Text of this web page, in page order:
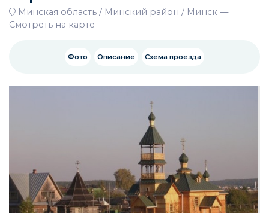
Минская область Минский район Минск —
Смотреть на карте
Фото Описание Схема проезда